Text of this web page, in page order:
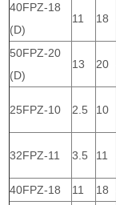
40FPZ-18
(D)
11 18
50FPZ-20
(D)
13 20
25FPZ-10 2.5 10
32FPZ-11 3.5 11
40FPZ-18 11 18